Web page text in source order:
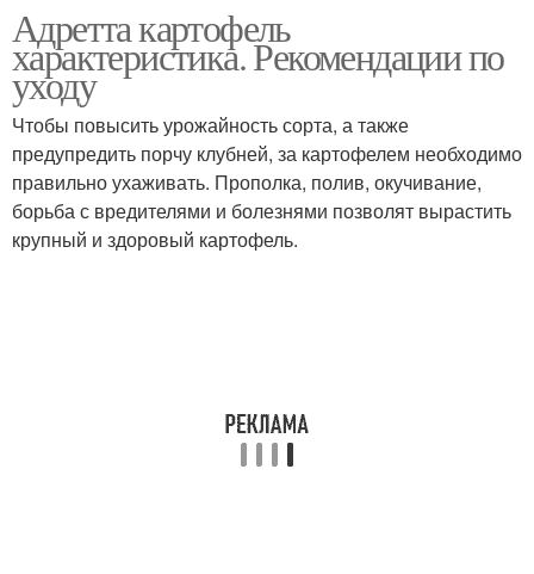
Адретта картофель
характеристика. Рекомендации по
уходу
Чтобы повысить урожайность сорта, а также
предупредить порчу клубней, за картофелем необходимо
правильно ухаживать. Прополка, полив, окучивание,
борьба с вредителями и болезнями позволят вырастить
крупный и здоровый картофель.